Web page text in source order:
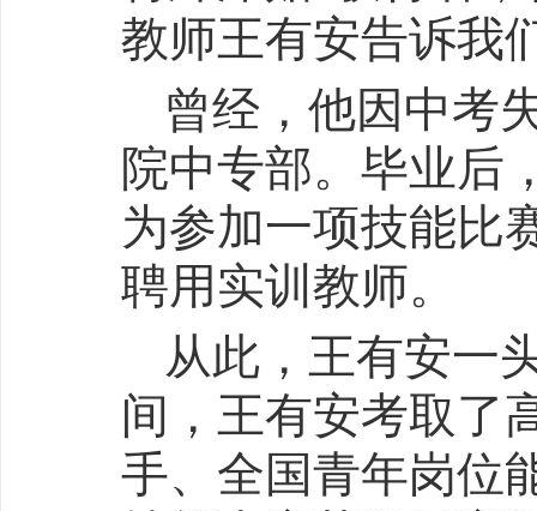
教师王有安告诉我
曾经，他因中考
院中专部。毕业后
为参加一项技能比
聘用实训教师。
从此，王有安一
间，王有安考取了
手、全国青年岗位